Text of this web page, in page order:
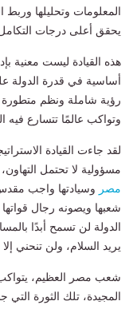
المعلومات وتحليلها وربط
يحقق أعلى درجات
هذه القيادة ليست معنية
أساسية في قدرة الدولة
رؤية شاملة ونظم
وتواكب عالمًا تتسارع فيه
لقد جاءت القيادة
مسؤولية لا تحتمل
مصر وسيادتها واجب
شعبها ويصونه رجال
الدولة لن تسمح أبدًا
يريد السلام، ولن تنحني
المجيدة، تلك الثورة